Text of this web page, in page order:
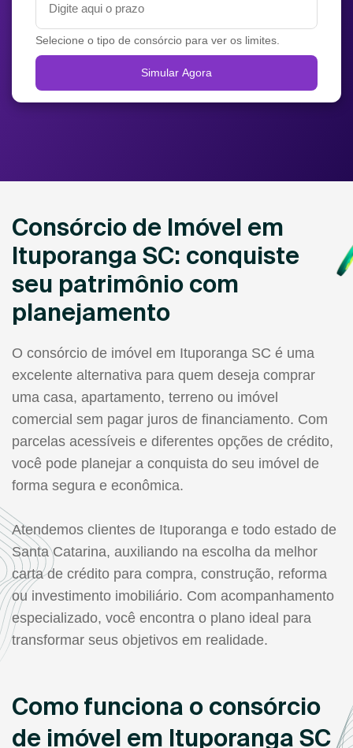
Selecione o tipo de consórcio para ver os limites.
Simular Agora
Consórcio de Imóvel em
Ituporanga SC: conquiste
seu patrimônio com
planejamento
O consórcio de imóvel em Ituporanga SC é uma
excelente alternativa para quem deseja comprar
uma casa, apartamento, terreno ou imóvel
comercial sem pagar juros de financiamento. Com
parcelas acessíveis e diferentes opções de crédito,
você pode planejar a conquista do seu imóvel de
forma segura e econômica.
Atendemos clientes de Ituporanga e todo estado de
Santa Catarina, auxiliando na escolha da melhor
carta de crédito para compra, construção, reforma
ou investimento imobiliário. Com acompanhamento
especializado, você encontra o plano ideal para
transformar seus objetivos em realidade.
Como funciona o consórcio
de imóvel em Ituporanga SC